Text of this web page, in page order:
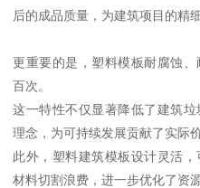
后的成品质量，为建筑项目的精
更重要的是，塑料模板耐腐蚀
百次。
这一特性不仅显著降低了建筑
理念，为可持续发展贡献了实际价
此外，塑料建筑模板设计灵活
材料切割浪费，进一步优化了资